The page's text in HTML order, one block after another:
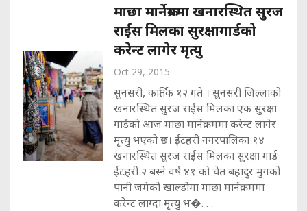
माछा मार्नेक्रममा खनारस्थित सुरज
राईस मिलका सुरक्षागार्डको
करेन्ट लागेर मृत्यु
Oct 29, 2015
सुनसरी, कार्तिक १२ गते । सुनसरी जिल्लाको
खनारस्थित सुरज राईस मिलका एक सुरक्षा
गार्डको आज माछा मार्नेक्रममा करेन्ट लागेर
मृत्यु भएको छ। ईटहरी नगरपालिका १४
खनारस्थित सुरज राईस मिलका सुरक्षा गार्ड
ईटहरी २ बस्ने वर्ष ४१ को चेत बहादुर मुगको
पानी जमेको खाल्डोमा माछा मार्नेक्रममा
करेन्ट लाग्दा मृत्यु भ�. . .